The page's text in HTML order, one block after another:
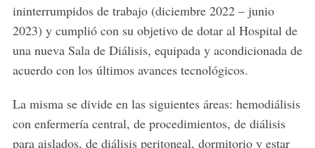
ininterrumpidos de trabajo (diciembre 2022 – junio
2023) y cumplió con su objetivo de dotar al Hospital de
una nueva Sala de Diálisis, equipada y acondicionada de
acuerdo con los últimos avances tecnológicos.
La misma se divide en las siguientes áreas: hemodiálisis
con enfermería central, de procedimientos, de diálisis
para aislados, de diálisis peritoneal, dormitorio y estar